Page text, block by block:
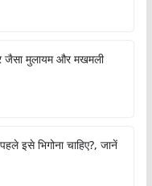
जैसा मुलायम और मखमली
इसे भिगोना चाहिए?, जानें